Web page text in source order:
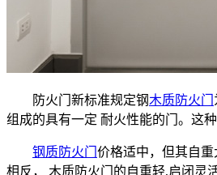
防火门新标准规定钢木质防火门
组成的具有一定 耐火性能的门。这
钢质防火门 价格适中，但其自
相反， 木质防火门的自重轻,启闭灵